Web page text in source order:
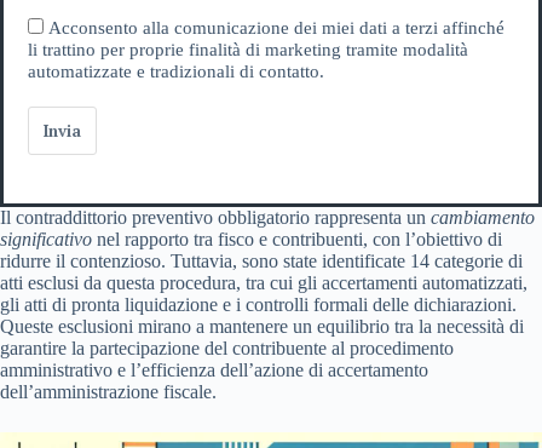
Acconsento alla comunicazione dei miei dati a terzi affinché
li trattino per proprie finalità di marketing tramite modalità
automatizzate e tradizionali di contatto.
Invia
Il contraddittorio preventivo obbligatorio rappresenta un cambiamento
significativo nel rapporto tra fisco e contribuenti, con l’obiettivo di
ridurre il contenzioso. Tuttavia, sono state identificate 14 categorie di
atti esclusi da questa procedura, tra cui gli accertamenti automatizzati,
gli atti di pronta liquidazione e i controlli formali delle dichiarazioni.
Queste esclusioni mirano a mantenere un equilibrio tra la necessità di
garantire la partecipazione del contribuente al procedimento
amministrativo e l’efficienza dell’azione di accertamento
dell’amministrazione fiscale.